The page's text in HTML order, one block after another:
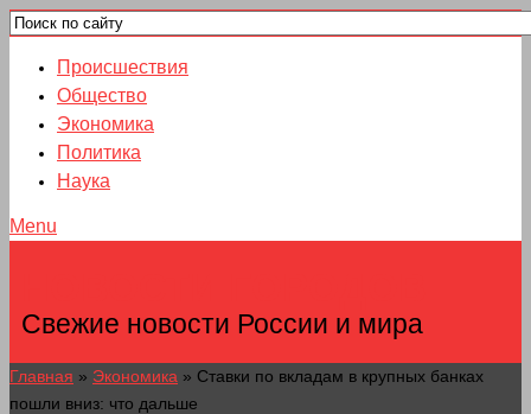
Происшествия
Общество
Экономика
Политика
Наука
Menu
Свежие новости России и мира
Главная » Экономика » Ставки по вкладам в крупных банках
пошли вниз: что дальше